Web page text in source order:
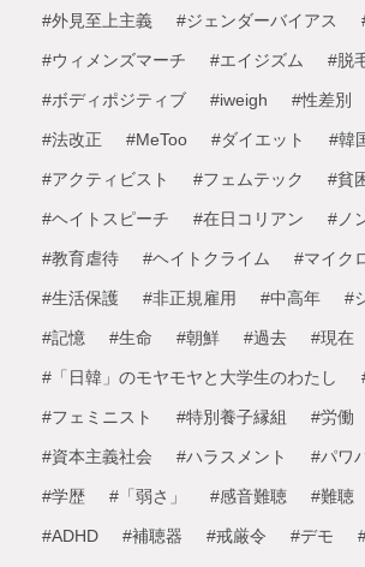
#外見至上主義 #ジェンダーバイアス
#ウィメンズマーチ #エイジズム #脱
#ボディポジティブ #iweigh #性差別
#法改正 #MeToo #ダイエット #韓
#アクティビスト #フェムテック #貧
#ヘイトスピーチ #在日コリアン #ノ
#教育虐待 #ヘイトクライム #マイク
#生活保護 #非正規雇用 #中高年 #
#記憶 #生命 #朝鮮 #過去 #現在
#「日韓」のモヤモヤと大学生のわたし
#フェミニスト #特別養子縁組 #労働
#資本主義社会 #ハラスメント #パワ
#学歴 #「弱さ」 #感音難聴 #難聴
#ADHD #補聴器 #戒厳令 #デモ